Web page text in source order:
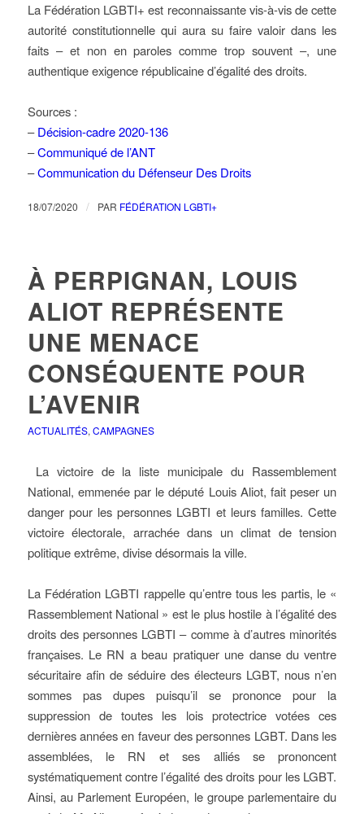
La Fédération LGBTI+ est reconnaissante vis-à-vis de cette
autorité constitutionnelle qui aura su faire valoir dans les
faits – et non en paroles comme trop souvent –, une
authentique exigence républicaine d’égalité des droits.
Sources :
–Décision-cadre 2020-136
–Communiqué de l’ANT
–Communication du Défenseur Des Droits
18/07/2020 / PAR FÉDÉRATION LGBTI+
À PERPIGNAN, LOUIS
ALIOT REPRÉSENTE
UNE MENACE
CONSÉQUENTE POUR
L’AVENIR
ACTUALITÉS, CAMPAGNES
La victoire de la liste municipale du Rassemblement
National, emmenée par le député Louis Aliot, fait peser un
danger pour les personnes LGBTI et leurs familles. Cette
victoire électorale, arrachée dans un climat de tension
politique extrême, divise désormais la ville.
La Fédération LGBTI rappelle qu’entre tous les partis, le «
Rassemblement National » est le plus hostile à l’égalité des
droits des personnes LGBTI – comme à d’autres minorités
françaises. Le RN a beau pratiquer une danse du ventre
sécuritaire afin de séduire des électeurs LGBT, nous n’en
sommes pas dupes puisqu’il se prononce pour la
suppression de toutes les lois protectrice votées ces
dernières années en faveur des personnes LGBT. Dans les
assemblées, le RN et ses alliés se prononcent
systématiquement contre l’égalité des droits pour les LGBT.
Ainsi, au Parlement Européen, le groupe parlementaire du